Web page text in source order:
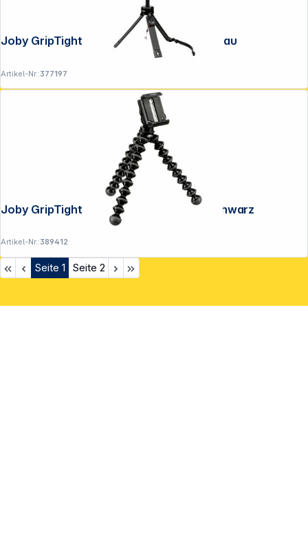
Joby GripTight Pro TelePod schwarz / grau
Artikel-Nr.:377197
Joby GripTight GorillaPod Stand PRO schwarz
Artikel-Nr.:389412
Seite 1 Seite 2